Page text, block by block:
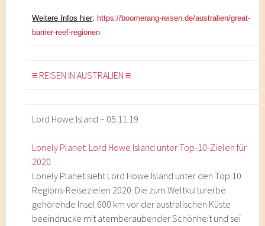
Weitere Infos hier: https://boomerang-reisen.de/australien/great-
barrier-reef-regionen
≡ REISEN IN AUSTRALIEN ≡
Lord Howe Island – 05.11.19
Lonely Planet: Lord Howe Island unter Top-10-Zielen für
2020
Lonely Planet sieht Lord Howe Island unter den Top 10
Regions-Reisezielen 2020. Die zum Weltkulturerbe
gehörende Insel 600 km vor der australischen Küste
beeindrucke mit atemberaubender Schönheit und sei